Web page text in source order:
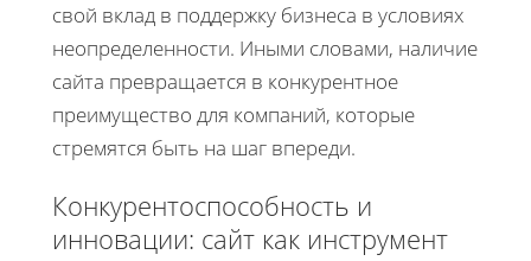
свой вклад в поддержку бизнеса в условиях
неопределенности. Иными словами, наличие
сайта превращается в конкурентное
преимущество для компаний, которые
стремятся быть на шаг впереди.
Конкурентоспособность и
инновации: сайт как инструмент